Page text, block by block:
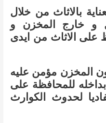
بالاثاث من خلال
و خارج المخزن و
الاثاث من ايدى
المخزن مؤمن عليه
للمحافظة على
لحدوث الكوارث